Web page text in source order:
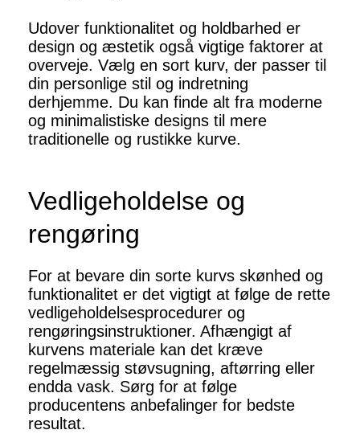
Udover funktionalitet og holdbarhed er
design og æstetik også vigtige faktorer at
overveje. Vælg en sort kurv, der passer til
din personlige stil og indretning
derhjemme. Du kan finde alt fra moderne
og minimalistiske designs til mere
traditionelle og rustikke kurve.
Vedligeholdelse og
rengøring
For at bevare din sorte kurvs skønhed og
funktionalitet er det vigtigt at følge de rette
vedligeholdelsesprocedurer og
rengøringsinstruktioner. Afhængigt af
kurvens materiale kan det kræve
regelmæssig støvsugning, aftørring eller
endda vask. Sørg for at følge
producentens anbefalinger for bedste
resultat.